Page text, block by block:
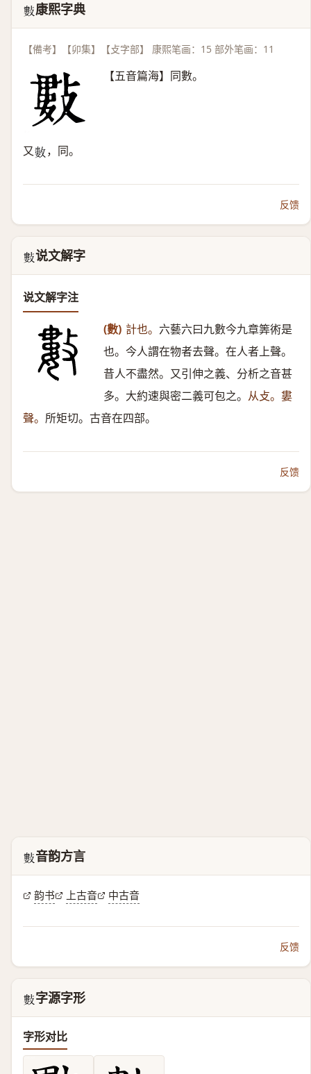
𢿘 康熙字典
【備考】【卯集】【攴字部】 康熙笔画：15 部外笔画：11
【五音篇海】同數。
又𢿙 ，同。
反馈
𢿘说文解字
说文解字注
(數) 計也。 六藝六曰九數今九章筭術是
也。今人謂在物者去聲。在人者上聲。
昔人不盡然。又引伸之義、分析之音甚
多。大約速與密二義可包之。 从攴。婁
聲。 所矩切。古音在四部。
反馈
𢿘 音韵方言
韵书 上古音 中古音
反馈
𢿘 字源字形
字形对比